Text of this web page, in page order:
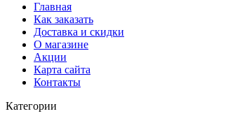
Главная
Как заказать
Доставка и скидки
О магазине
Акции
Карта сайта
Контакты
Категории